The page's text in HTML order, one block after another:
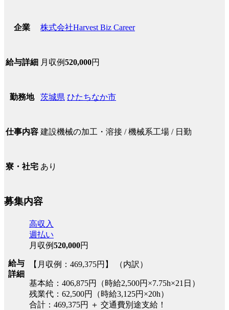
企業 株式会社Harvest Biz Career
給与詳細 月収例520,000円
勤務地 茨城県 ひたちなか市
仕事内容 建設機械の加工・溶接 / 機械系工場 / 日勤
寮・社宅 あり
募集内容
給与
詳細
高収入
週払い
月収例520,000円
【月収例：469,375円】 （内訳）
基本給：406,875円（時給2,500円×7.75h×21日）
残業代：62,500円（時給3,125円×20h）
合計：469,375円 ＋ 交通費別途支給！